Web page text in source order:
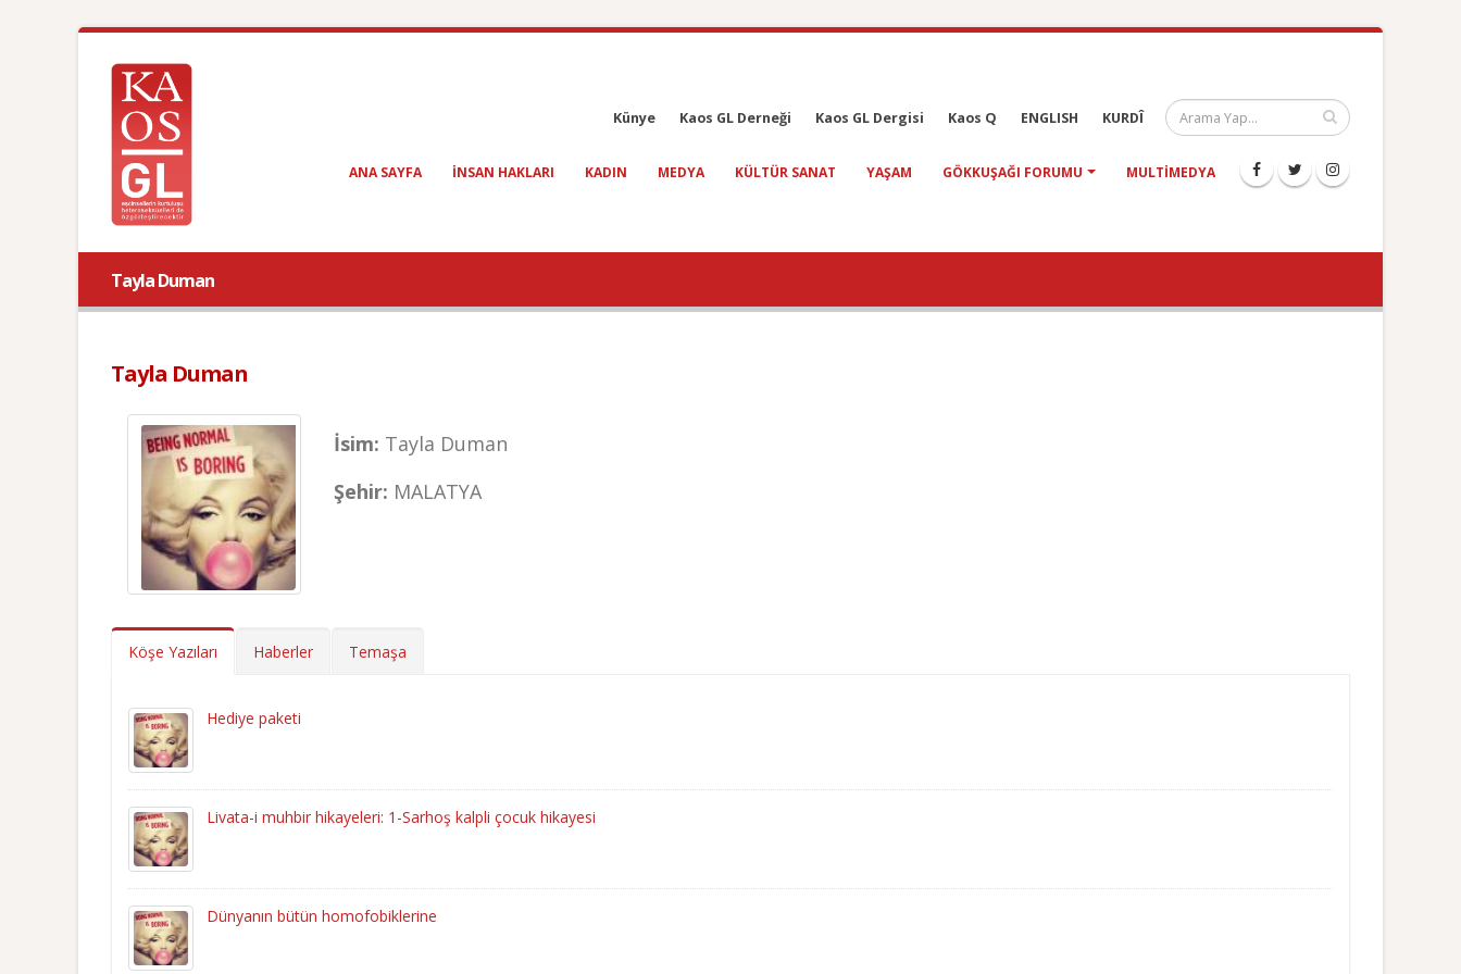
Künye Kaos GL Derneği Kaos GL Dergisi Kaos Q ENGLISH KURDÎ
ANA SAYFA INSAN HAKLARI KADIN MEDYA KÜLTÜR SANAT YAŞAM GÖKKUŞAĞI FORUMU MULTIMEDYA
Tayla Duman
Tayla Duman
İsim: Tayla Duman
Şehir: MALATYA
Köşe Yazıları Haberler Temaşa
Hediye paketi
Livata-i muhbir hikayeleri: 1-Sarhoş kalpli çocuk hikayesi
Dünyanın bütün homofobiklerine